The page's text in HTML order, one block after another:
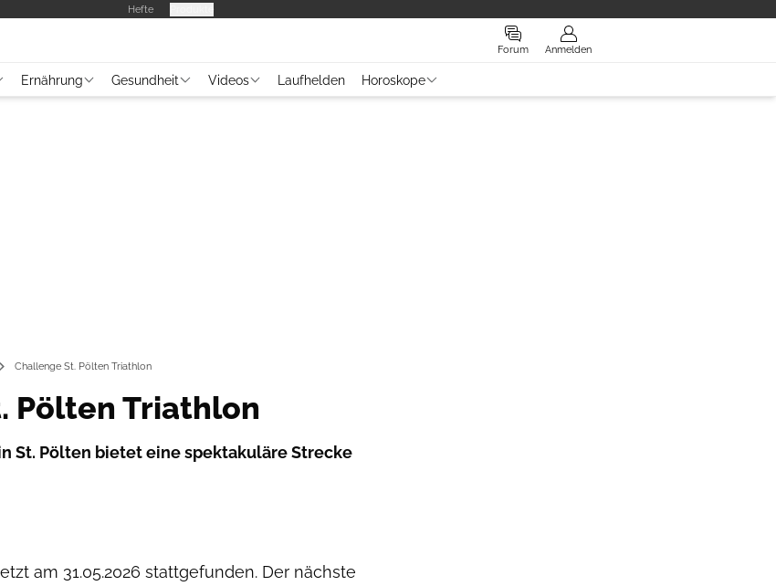
Hefte
Forum Anmelden
Ernährung Gesundheit Videos Laufhelden Horoskope
Challenge St. Pölten Triathlon
Pölten Triathlon
St. Pölten bietet eine spektakuläre Strecke
am 31.05.2026 stattgefunden. Der nächste